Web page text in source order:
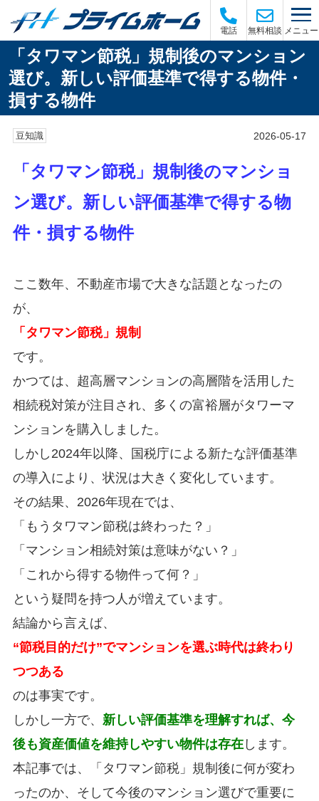
電話 無料相談 メニュー
「タワマン節税」規制後のマンション
選び。新しい評価基準で得する物件・
損する物件
豆知識 2026-05-17
「タワマン節税」規制後のマンショ
ン選び。新しい評価基準で得する物
件・損する物件
ここ数年、不動産市場で大きな話題となったの
が、
「タワマン節税」規制
です。
かつては、超高層マンションの高層階を活用した
相続税対策が注目され、多くの富裕層がタワーマ
ンションを購入しました。
しかし2024年以降、国税庁による新たな評価基準
の導入により、状況は大きく変化しています。
その結果、2026年現在では、
「もうタワマン節税は終わった？」
「マンション相続対策は意味がない？」
「これから得する物件って何？」
という疑問を持つ人が増えています。
結論から言えば、
“節税目的だけ”でマンションを選ぶ時代は終わり
つつある
のは事実です。
しかし一方で、 新しい評価基準を理解すれば、今
後も資産価値を維持しやすい物件は存在します。
本記事では、「タワマン節税」規制後に何が変わ
ったのか、そして今後のマンション選びで重要に